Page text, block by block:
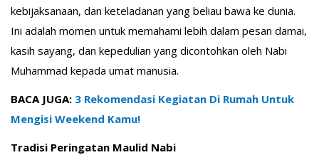
kebijaksanaan, dan keteladanan yang beliau bawa ke dunia.
Ini adalah momen untuk memahami lebih dalam pesan damai,
kasih sayang, dan kepedulian yang dicontohkan oleh Nabi
Muhammad kepada umat manusia.
BACA JUGA: 3 Rekomendasi Kegiatan Di Rumah Untuk
Mengisi Weekend Kamu!
Tradisi Peringatan Maulid Nabi